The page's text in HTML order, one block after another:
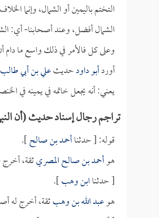
التختم باليمين أو الشمال، وإنما
الشمال أفضل، وعند أصحابنا- أي:
وعلى كل فالأمر في ذلك واسع ما دام
أوردأبو داودحديثعلي بن أبي طالب
يعني: أنه يجعل خاتمه في يمينه في
تراجم رجال إسناد حديث (أن
قوله: [ حدثناأحمد بن صالح].
هوأحمد بن صالح المصريثقة، أخرج
[ حدثناابن وهب].
هوعبد الله بن وهبثقة، أخرج له